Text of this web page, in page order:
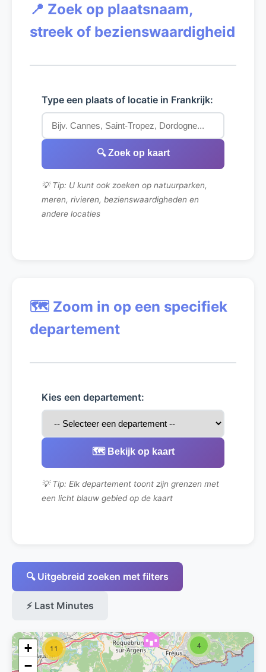
📍 Zoek op plaatsnaam,
streek of bezienswaardigheid
Type een plaats of locatie in Frankrijk:
🔍 Zoek op kaart
💡 Tip: U kunt ook zoeken op natuurparken,
meren, rivieren, bezienswaardigheden en
andere locaties
🗺️ Zoom in op een specifiek
departement
Kies een departement:
🗺️ Bekijk op kaart
💡 Tip: Elk departement toont zijn grenzen met
een licht blauw gebied op de kaart
🔍 Uitgebreid zoeken met filters
⚡ Last Minutes
11 4
+
−